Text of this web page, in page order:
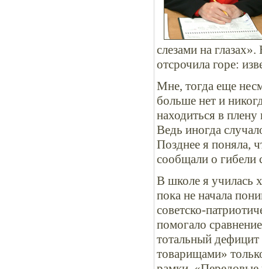
слезами на
отсрочила горе:
Мне, тогда еще
больше нет и
находиться в
Ведь иногда
Позднее я поняла,
сообщали о
В школе я училась
пока не начала
советско-
помогало
тотальный
товарищами»